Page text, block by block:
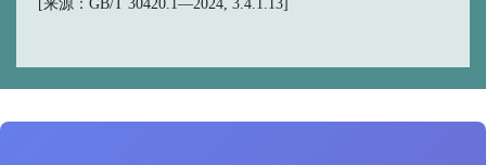
[来源：GB/T 30420.1—2024, 3.4.1.13]